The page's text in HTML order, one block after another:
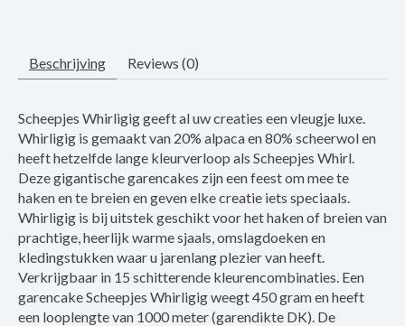
Beschrijving Reviews (0)
Scheepjes Whirligig geeft al uw creaties een vleugje luxe.
Whirligig is gemaakt van 20% alpaca en 80% scheerwol en
heeft hetzelfde lange kleurverloop als Scheepjes Whirl.
Deze gigantische garencakes zijn een feest om mee te
haken en te breien en geven elke creatie iets speciaals.
Whirligig is bij uitstek geschikt voor het haken of breien van
prachtige, heerlijk warme sjaals, omslagdoeken en
kledingstukken waar u jarenlang plezier van heeft.
Verkrijgbaar in 15 schitterende kleurencombinaties. Een
garencake Scheepjes Whirligig weegt 450 gram en heeft
een looplengte van 1000 meter (garendikte DK). De